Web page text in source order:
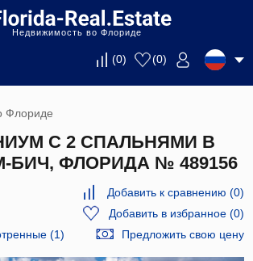
Недвижимость во Флориде
(0) (0)
Флориде
С 2 СПАЛЬНЯМИ В
БИЧ, ФЛОРИДА № 489156
Добавить к сравнению (0)
Добавить в избранное(0)
(1)
Предложить свою цену